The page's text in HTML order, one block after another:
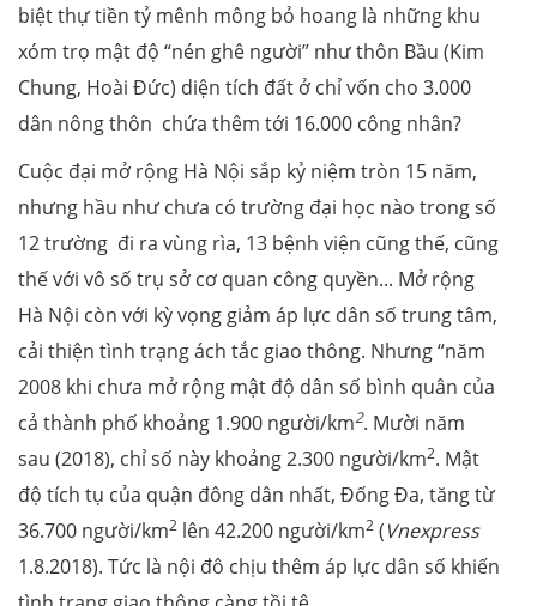
biệt thự tiền tỷ mênh mông bỏ hoang là những khu
xóm trọ mật độ “nén ghê người” như thôn Bầu (Kim
Chung, Hoài Đức) diện tích đất ở chỉ vốn cho 3.000
dân nông thôn chứa thêm tới 16.000 công nhân?
Cuộc đại mở rộng Hà Nội sắp kỷ niệm tròn 15 năm,
nhưng hầu như chưa có trường đại học nào trong số
12 trường đi ra vùng rìa, 13 bệnh viện cũng thế, cũng
thế với vô số trụ sở cơ quan công quyền... Mở rộng
Hà Nội còn với kỳ vọng giảm áp lực dân số trung tâm,
cải thiện tình trạng ách tắc giao thông. Nhưng “năm
2008 khi chưa mở rộng mật độ dân số bình quân của
cả thành phố khoảng 1.900 người/km2. Mười năm
sau (2018), chỉ số này khoảng 2.300 người/km2. Mật
độ tích tụ của quận đông dân nhất, Đống Đa, tăng từ
36.700 người/km2 lên 42.200 người/km2 (Vnexpress
1.8.2018). Tức là nội đô chịu thêm áp lực dân số khiến